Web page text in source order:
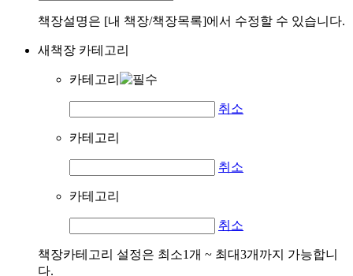
책장설명은 [내 책장/책장목록]에서 수정할 수 있습니다.
새책장 카테고리
카테고리
취소
카테고리
취소
카테고리
취소
책장카테고리 설정은 최소1개 ~ 최대3개까지 가능합니
다.